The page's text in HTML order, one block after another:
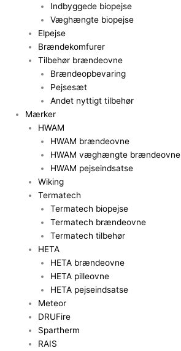
Indbyggede biopejse
Væghængte biopejse
Elpejse
Brændekomfurer
Tilbehør brændeovne
Brændeopbevaring
Pejsesæt
Andet nyttigt tilbehør
Mærker
HWAM
HWAM brændeovne
HWAM væghængte brændeovne
HWAM pejseindsatse
Wiking
Termatech
Termatech biopejse
Termatech brændeovne
Termatech tilbehør
HETA
HETA brændeovne
HETA pilleovne
HETA pejseindsatse
Meteor
DRUFire
Spartherm
RAIS